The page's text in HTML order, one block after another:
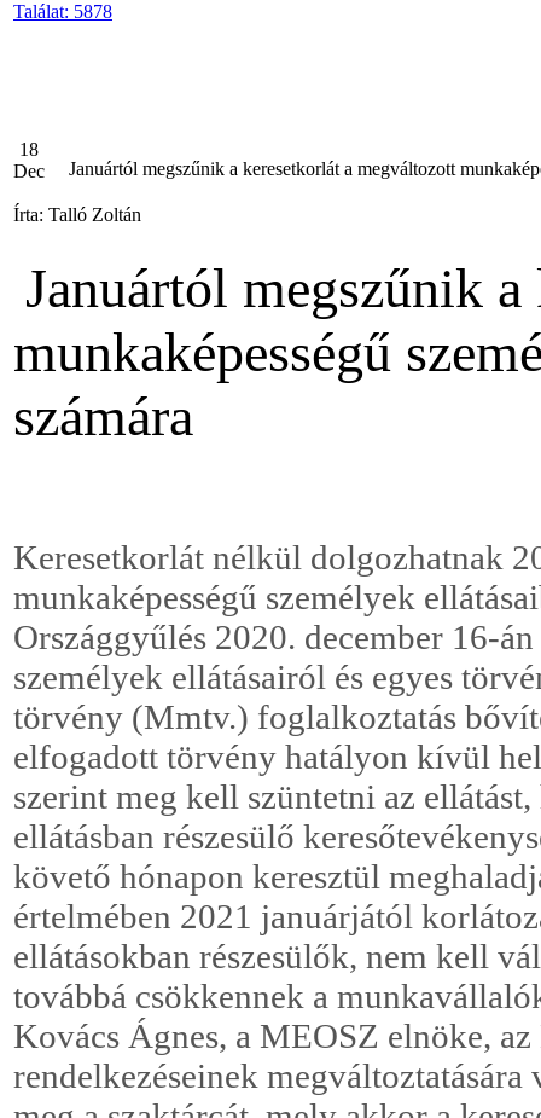
Találat: 5878
18
Dec
Januártól megszűnik a keresetkorlát a megváltozott
Írta: Talló Zoltán
Januártól megszűnik
munkaképességű
számára
Keresetkorlát nélkül dolgozhatnak
munkaképességű személyek
Országgyűlés 2020. december 16-
személyek ellátásairól és egyes
törvény (Mmtv.) foglalkoztatás
elfogadott törvény hatályon kívül
szerint meg kell szüntetni az
ellátásban részesülő
követő hónapon keresztül
értelmében 2021 januárjától
ellátásokban részesülők, nem kell
továbbá csökkennek a
Kovács Ágnes, a MEOSZ elnöke,
rendelkezéseinek